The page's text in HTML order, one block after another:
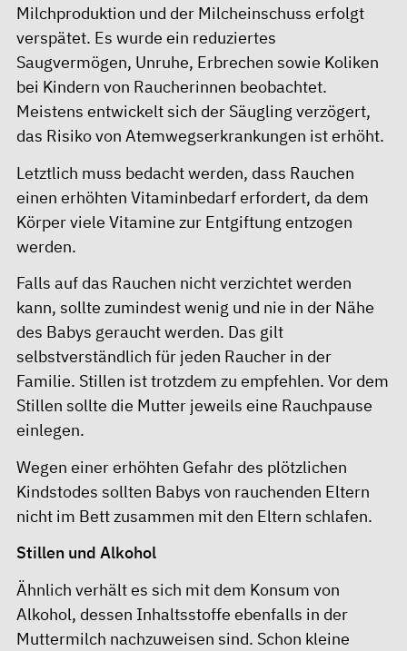
Milchproduktion und der Milcheinschuss erfolgt
verspätet. Es wurde ein reduziertes
Saugvermögen, Unruhe, Erbrechen sowie Koliken
bei Kindern von Raucherinnen beobachtet.
Meistens entwickelt sich der Säugling verzögert,
das Risiko von Atemwegserkrankungen ist erhöht.
Letztlich muss bedacht werden, dass Rauchen
einen erhöhten Vitaminbedarf erfordert, da dem
Körper viele Vitamine zur Entgiftung entzogen
werden.
Falls auf das Rauchen nicht verzichtet werden
kann, sollte zumindest wenig und nie in der Nähe
des Babys geraucht werden. Das gilt
selbstverständlich für jeden Raucher in der
Familie. Stillen ist trotzdem zu empfehlen. Vor dem
Stillen sollte die Mutter jeweils eine Rauchpause
einlegen.
Wegen einer erhöhten Gefahr des plötzlichen
Kindstodes sollten Babys von rauchenden Eltern
nicht im Bett zusammen mit den Eltern schlafen.
Stillen und Alkohol
Ähnlich verhält es sich mit dem Konsum von
Alkohol, dessen Inhaltsstoffe ebenfalls in der
Muttermilch nachzuweisen sind. Schon kleine